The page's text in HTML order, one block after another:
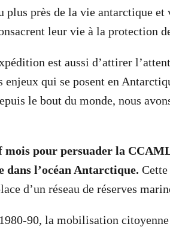
plus près de la vie antarctique
leur vie à la protection
est aussi d’attirer
qui se posent en
le bout du monde, nous
mois pour persuader la
dans l’océan Antarctique.
d’un réseau de réserves
90, la mobilisation